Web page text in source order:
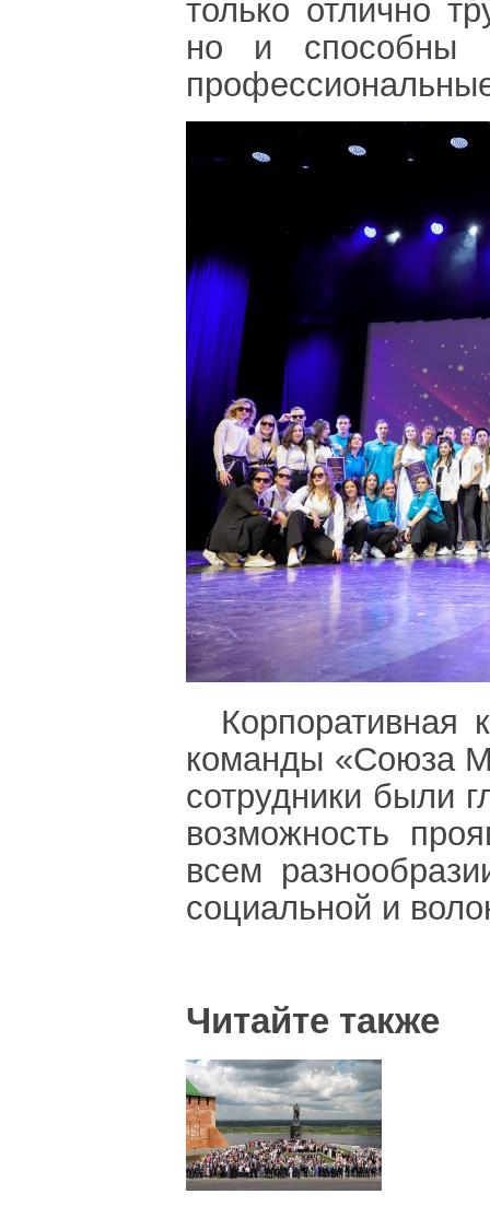
только отлично
но и способны
Корпоративная
команды «Союза
сотрудники были
возможность
всем
социальной и
Читайте также